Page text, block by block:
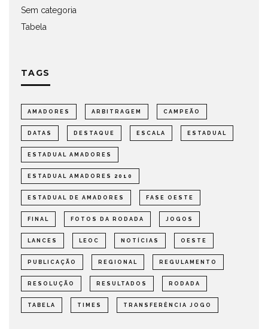
Sem categoria
Tabela
TAGS
AMADORES ARBITRAGEM CAMPEÃO
DATAS DESTAQUE ESCALA ESTADUAL
ESTADUAL AMADORES
ESTADUAL AMADORES 2010
ESTADUAL DE AMADORES FASE OESTE
FINAL FOTOS DA RODADA JOGOS
LANCES LEOC NOTÍCIAS OESTE
PUBLICAÇÃO REGIONAL REGULAMENTO
RESOLUÇÃO RESULTADOS RODADA
TABELA TIMES TRANSFERÊNCIA JOGO